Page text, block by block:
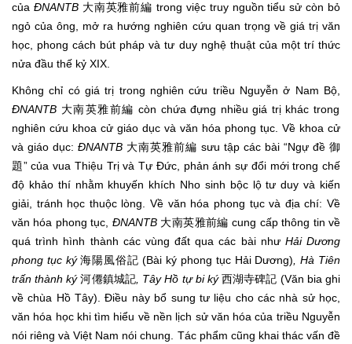
của ĐNANTB大南英雅前編 trong việc truy nguồn tiểu sử còn bỏ
ngỏ của ông, mở ra hướng nghiên cứu quan trọng về giá trị văn
học, phong cách bút pháp và tư duy nghệ thuật của một trí thức
nửa đầu thế kỷ XIX.
Không chỉ có giá trị trong nghiên cứu triều Nguyễn ở Nam Bộ,
ĐNANTB 大南英雅前編 còn chứa đựng nhiều giá trị khác trong
nghiên cứu khoa cử giáo dục và văn hóa phong tục. Về khoa cử
và giáo dục: ĐNANTB 大南英雅前編 sưu tập các bài “Ngự đề 御
題” của vua Thiệu Trị và Tự Đức, phản ánh sự đổi mới trong chế
độ khảo thí nhằm khuyến khích Nho sinh bộc lộ tư duy và kiến
giải, tránh học thuộc lòng. Về văn hóa phong tục và địa chí: Về
văn hóa phong tục, ĐNANTB大南英雅前編 cung cấp thông tin về
quá trình hình thành các vùng đất qua các bài như Hải Dương
phong tục ký海陽風俗記 (Bài ký phong tục Hải Dương), Hà Tiên
trấn thành ký河僊鎮城記, Tây Hồ tự bi ký西湖寺碑記 (Văn bia ghi
về chùa Hồ Tây). Điều này bổ sung tư liệu cho các nhà sử học,
văn hóa học khi tìm hiểu về nền lịch sử văn hóa của triều Nguyễn
nói riêng và Việt Nam nói chung. Tác phẩm cũng khai thác vấn đề